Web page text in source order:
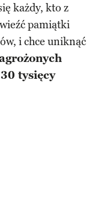
każdy, kto z
pamiątki
i chce uniknąć
tysięcy